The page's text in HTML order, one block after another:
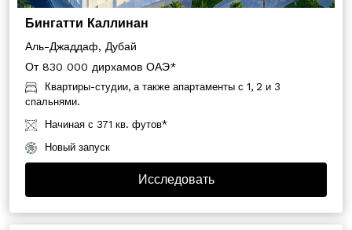
Бингатти Каллинан
Аль-Джаддаф, Дубай
От 830 000 дирхамов ОАЭ*
Квартиры-студии, а также апартаменты с 1, 2 и 3
спальнями.
Начиная с 371 кв. футов*
Новый запуск
Исследовать